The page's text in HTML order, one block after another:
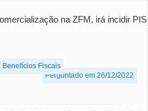
na ZFM, irá incidir PIS
Benefícios Fiscais
Perguntado em 26/12/2022